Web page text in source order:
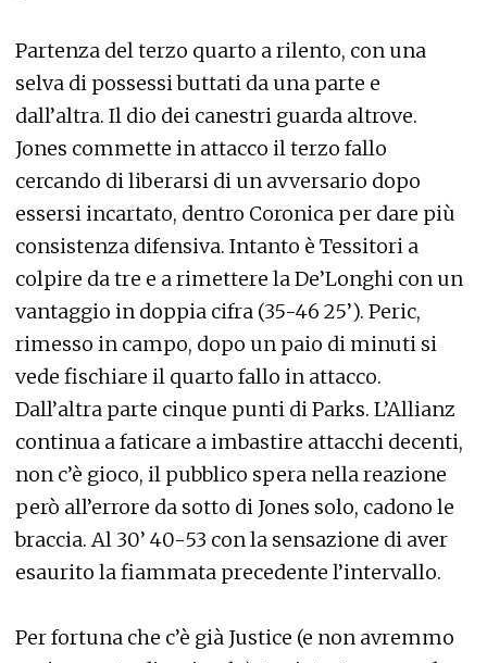
Partenza del terzo quarto a rilento, con una
selva di possessi buttati da una parte e
dall’altra. Il dio dei canestri guarda altrove.
Jones commette in attacco il terzo fallo
cercando di liberarsi di un avversario dopo
essersi incartato, dentro Coronica per dare più
consistenza difensiva. Intanto è Tessitori a
colpire da tre e a rimettere la De’Longhi con un
vantaggio in doppia cifra (35-46 25’). Peric,
rimesso in campo, dopo un paio di minuti si
vede fischiare il quarto fallo in attacco.
Dall’altra parte cinque punti di Parks. L’Allianz
continua a faticare a imbastire attacchi decenti,
non c’è gioco, il pubblico spera nella reazione
però all’errore da sotto di Jones solo, cadono le
braccia. Al 30’ 40-53 con la sensazione di aver
esaurito la fiammata precedente l’intervallo.
Per fortuna che c’è già Justice (e non avremmo